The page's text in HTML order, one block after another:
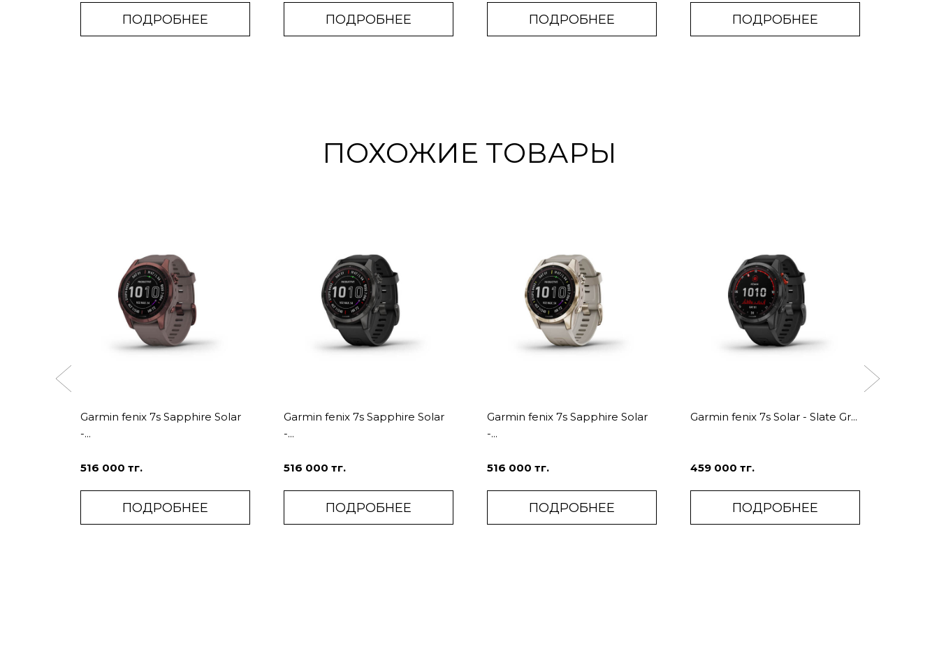
ПОДРОБНЕЕ ПОДРОБНЕЕ ПОДРОБНЕЕ ПОДРОБНЕЕ
ПОХОЖИЕ ТОВАРЫ
Garmin fenix 7s Sapphire Solar
-...
516 000 тг.
ПОДРОБНЕЕ
Garmin fenix 7s Sapphire Solar
-...
516 000 тг.
ПОДРОБНЕЕ
Garmin fenix 7s Sapphire Solar
-...
516 000 тг.
ПОДРОБНЕЕ
Garmin fenix 7s Solar - Slate Gr...
459 000 тг.
ПОДРОБНЕЕ